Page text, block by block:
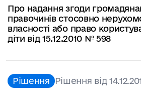
Про надання згоди
правочинів стосовно
власності або право
діти від 15.12.2010 № 598
Рішення Рішення від